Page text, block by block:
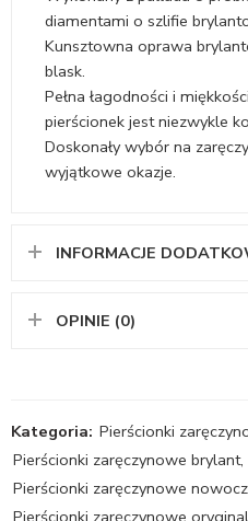
diamentami o szlifie
Kunsztowna oprawa
blask.
Pełna łagodności i
pierścionek jest niezwykle
Doskonały wybór na
wyjątkowe okazje.
INFORMACJE
OPINIE (0)
Kategoria: Pierścionki
Pierścionki zaręczynowe brylant,
Pierścionki zaręczynowe
Pierścionki zaręczynowe